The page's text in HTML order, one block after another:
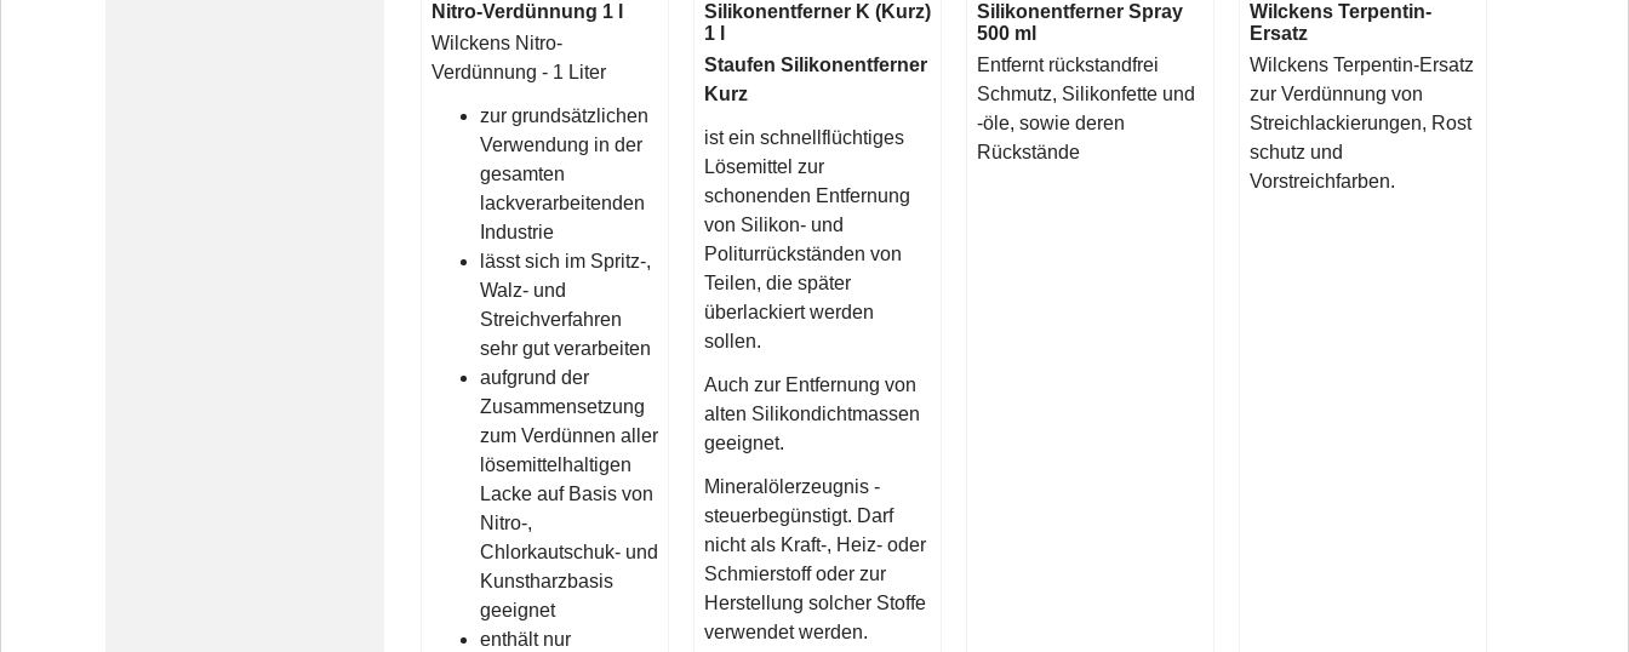
Nitro-Verdünnung 1 l
Wilckens Nitro-
Verdünnung - 1 Liter
zur grundsätzlichen
Verwendung in der
gesamten
lackverarbeitenden
Industrie
lässt sich im Spritz-,
Walz- und
Streichverfahren
sehr gut verarbeiten
aufgrund der
Zusammensetzung
zum Verdünnen aller
lösemittelhaltigen
Lacke auf Basis von
Nitro-,
Chlorkautschuk- und
Kunstharzbasis
geeignet
enthält nur
Silikonentferner K (Kurz)
1 l
Staufen Silikonentferner
Kurz
ist ein schnellflüchtiges
Lösemittel zur
schonenden Entfernung
von Silikon- und
Politurrückständen von
Teilen, die später
überlackiert werden
sollen.
Auch zur Entfernung von
alten Silikondichtmassen
geeignet.
Mineralölerzeugnis -
steuerbegünstigt. Darf
nicht als Kraft-, Heiz- oder
Schmierstoff oder zur
Herstellung solcher Stoffe
verwendet werden.
Silikonentferner Spray
500 ml
Entfernt rückstandfrei
Schmutz, Silikonfette und
-öle, sowie deren
Rückstände
Wilckens Terpentin-
Ersatz
Wilckens Terpentin-Ersatz
zur Verdünnung von
Streichlackierungen, Rost
schutz und
Vorstreichfarben.